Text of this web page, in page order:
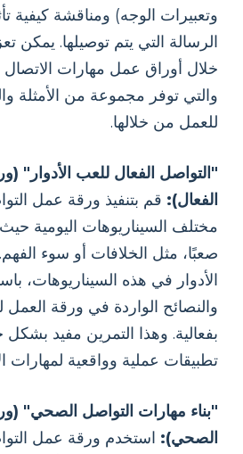
وتعبيرات الوجه) ومناقشة كيفية
الرسالة التي يتم توصيلها. يمكن
خلال أوراق عمل مهارات الاتصال
والتي توفر مجموعة من الأمثلة
للعمل من خلالها.
"التواصل الفعال للعب الأدوار"
الفعال): قم بتنفيذ ورقة عمل
مختلف السيناريوهات اليومية
صعبًا، مثل الخلافات أو سوء
الأدوار في هذه السيناريوهات،
والنصائح الواردة في ورقة
بفعالية. وهذا التمرين مفيد
تطبيقات عملية وواقعية لمهارات
"بناء مهارات التواصل الصحي"
الصحي): استخدم ورقة عمل